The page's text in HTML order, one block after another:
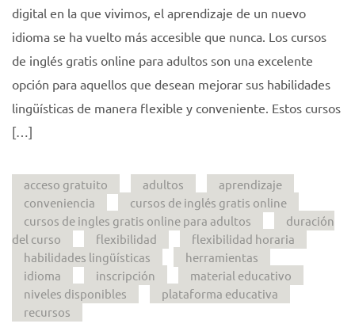
digital en la que vivimos, el aprendizaje de un nuevo
idioma se ha vuelto más accesible que nunca. Los cursos
de inglés gratis online para adultos son una excelente
opción para aquellos que desean mejorar sus habilidades
lingüísticas de manera flexible y conveniente. Estos cursos
[…]
acceso gratuito adultos
aprendizaje
conveniencia
cursos de inglés gratis online
cursos de ingles gratis online para adultos
duración
del curso
flexibilidad
flexibilidad horaria
habilidades lingüísticas
herramientas
idioma
inscripción
material educativo
niveles disponibles
plataforma educativa
recursos